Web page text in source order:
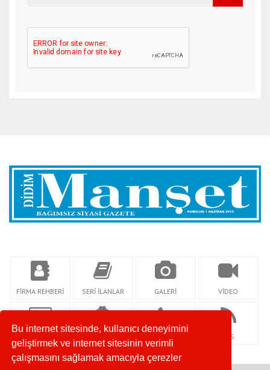
Bu internet sitesinde, kullanıcı deneyimini
geliştirmek ve internet sitesinin verimli
çalışmasını sağlamak amacıyla çerezler
FİRMA REHBERİ SERİ İLANLAR GALERİ VİDEO
İLETİŞİM RSS